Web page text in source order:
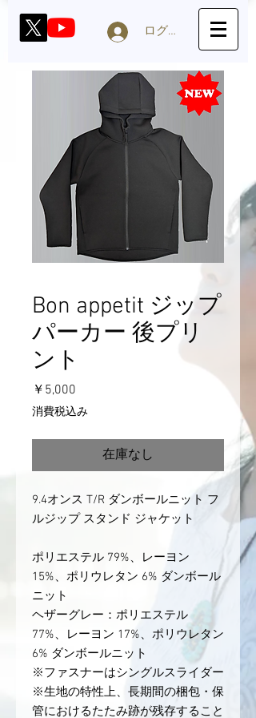
ログイン
Bon appetit ジップ
パーカー 後プリ
ント
￥5,000
格
消費税込み
在庫なし
9.4オンス T/R ダンボールニット フ
ルジップ スタンド ジャケット
ポリエステル 79%、レーヨン
15%、ポリウレタン 6% ダンボール
ニット
ヘザーグレー：ポリエステル
77%、レーヨン 17%、ポリウレタン
6% ダンボールニット
※ファスナーはシングルスライダー
※生地の特性上、長期間の梱包・保
管におけるたたみ跡が残存すること